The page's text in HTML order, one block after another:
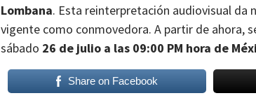
Lombana. Esta reinterpretación audiovisual da
vigente como conmovedora. A partir de ahora,
sábado 26 de julio a las 09:00 PM hora de
Share on Facebook